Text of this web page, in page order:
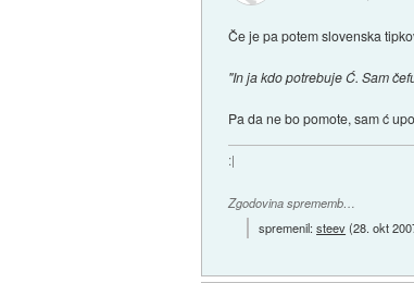
Če je pa potem slovenska
"In ja kdo potrebuje Ć. Sam
Pa da ne bo pomote, sam ć
:|
Zgodovina sprememb…
spremenil:steev(28. okt